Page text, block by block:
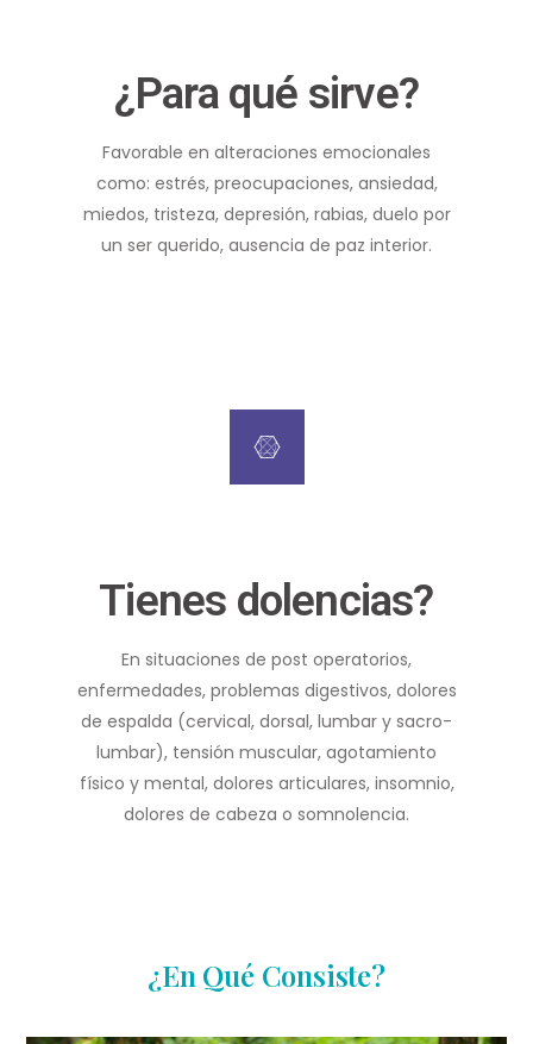
¿Para qué sirve?
Favorable en alteraciones emocionales
como: estrés, preocupaciones, ansiedad,
miedos, tristeza, depresión, rabias, duelo por
un ser querido, ausencia de paz interior.
Tienes dolencias?
En situaciones de post operatorios,
enfermedades, problemas digestivos, dolores
de espalda (cervical, dorsal, lumbar y sacro-
lumbar), tensión muscular, agotamiento
físico y mental, dolores articulares, insomnio,
dolores de cabeza o somnolencia.
¿En Qué Consiste?